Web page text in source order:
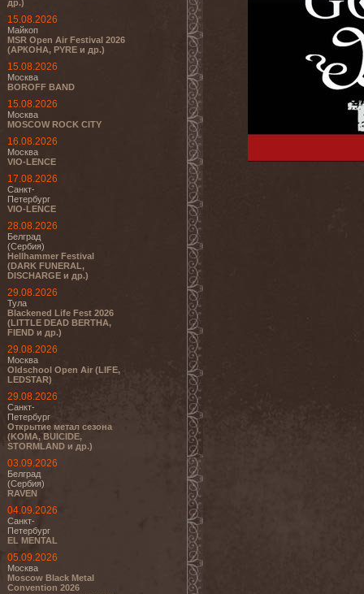
др.)
15.08.2026
Майкоп
MSR Open Air Festival 2026
(АРКОНА, PYRE и др.)
15.08.2026
Москва
BOROFF BAND
15.08.2026
Москва
MOSCOW ROCK CITY
16.08.2026
Москва
VIO-LENCE
17.08.2026
Санкт-
Петербург
VIO-LENCE
28.08.2026
Белград
(Сербия)
Hellhammer Festival
(DARK FUNERAL,
DISCHARGE и др.)
29.08.2026
Тула
Blackened Life Fest 2026
(LITTLE DEAD BERTHA,
FIEND и др.)
29.08.2026
Москва
Oldschool Open Air (LIFE,
LEDSTAR)
29.08.2026
Санкт-
Петербург
Открытие метал сезона
(KOMA, BUICIDE,
STORMLAND и др.)
03.09.2026
Белград
(Сербия)
RAVEN
04.09.2026
Санкт-
Петербург
EL MENTAL
05.09.2026
Москва
Moscow Black Metal
Convention 2026